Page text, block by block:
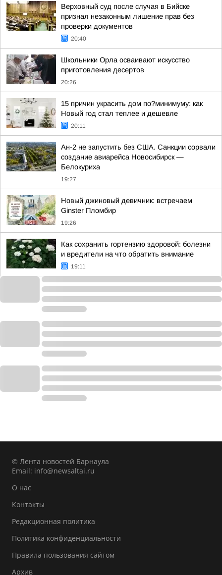
Верховный суд после случая в Бийске
признал незаконным лишение прав без
проверки документов
20:40
Школьники Орла осваивают искусство
приготовления десертов
20:26
15 причин украсить дом по?минимуму: как
Новый год стал теплее и дешевле
20:11
Ан-2 не запустить без США. Санкции сорвали
создание авиарейса Новосибирск —
Белокуриха
19:27
Новый джиновый девичник: встречаем
Ginster Пломбир
19:26
Как сохранить гортензию здоровой: болезни
и вредители на что обратить внимание
19:11
© Лента новостей Барнаула
Email: info@newsaltai.ru
О нас
Контакты
Редакционная политика
Политика конфиденциальности
Правила пользования сайтом
Архив